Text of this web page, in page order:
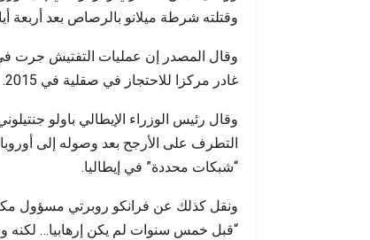
وقتلته شرطة ميلانو بالرصاص بعد أربعة أيام
وقال المصدر إن عمليات التفتيش جرت في
غادر مركزا للاحتجاز في صقلية في 2015.
وقال رئيس الوزراء الإيطالي باولو
“شبكات محددة” في إيطاليا.
ونقل كذلك عن فرانكو روبرتي مسؤول
“قبل خمس سنوات لم يكن إرهابيا… لكنه
أحداث سبتة عن التحولات…